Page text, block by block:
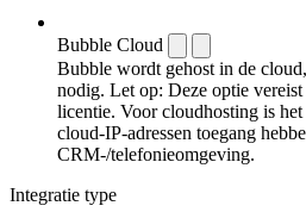
Bubble Cloud
Bubble wordt gehost in de
nodig. Let op: Deze optie
licentie. Voor cloudhosting is
cloud-IP-adressen toegang
CRM-/telefonieomgeving.
Integratie type